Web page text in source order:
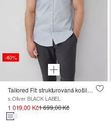
-40%
Tailored Fit: strukturovaná košile s krátkým rukávem z bavlněného streče.
s.Oliver BLACK LABEL
1 019,00 Kč1 699,00 Kč